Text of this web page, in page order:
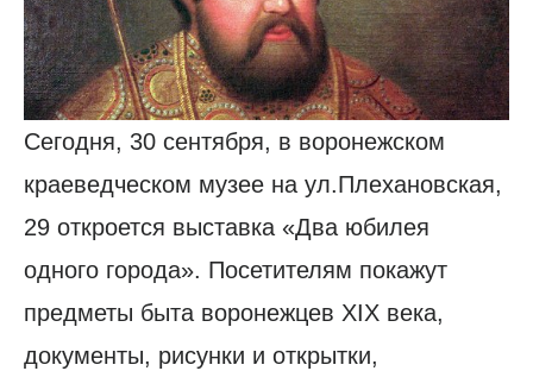
Сегодня, 30 сентября, в воронежском
краеведческом музее на ул.Плехановская,
29 откроется выставка «Два юбилея
одного города». Посетителям покажут
предметы быта воронежцев XIX века,
документы, рисунки и открытки,